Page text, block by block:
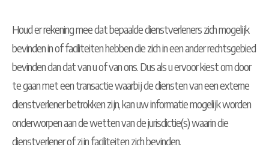
Houd er rekening mee dat bepaalde dienstverleners zich mogelijk
bevinden in of faciliteiten hebben die zich in een ander rechtsgebied
bevinden dan dat van u of van ons. Dus als u ervoor kiest om door
te gaan met een transactie waarbij de diensten van een externe
dienstverlener betrokken zijn, kan uw informatie mogelijk worden
onderworpen aan de wetten van de jurisdictie(s) waarin die
dienstverlener of zijn faciliteiten zich bevinden.